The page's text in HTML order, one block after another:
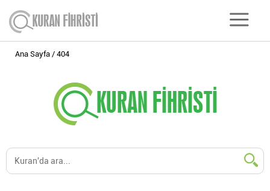
Ana Sayfa 404